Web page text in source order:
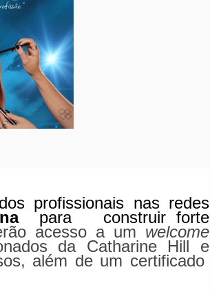
profissionais nas redes
para construir forte
acesso a um welcome
da Catharine Hill e
além de um certificado